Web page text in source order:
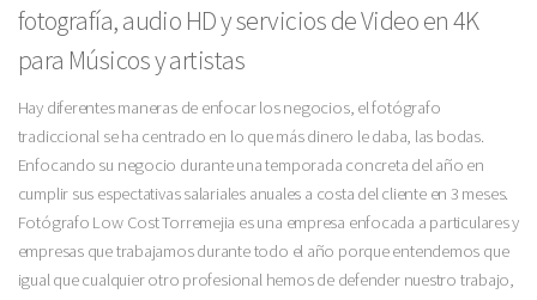
fotografía, audio HD y servicios de Video en 4K
para Músicos y artistas
Hay diferentes maneras de enfocar los negocios, el fotógrafo
tradiccional se ha centrado en lo que más dinero le daba, las bodas.
Enfocando su negocio durante una temporada concreta del año en
cumplir sus espectativas salariales anuales a costa del cliente en 3 meses.
Fotógrafo Low Cost Torremejia es una empresa enfocada a particulares y
empresas que trabajamos durante todo el año porque entendemos que
igual que cualquier otro profesional hemos de defender nuestro trabajo,